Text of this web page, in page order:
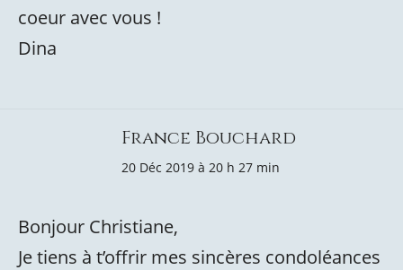
coeur avec vous !
Dina
France Bouchard
20 Déc 2019 à 20 h 27 min
Bonjour Christiane,
Je tiens à t’offrir mes sincères condoléances